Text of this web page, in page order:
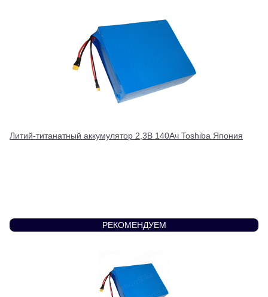
Литий-титанатный аккумулятор 2,3В 140Ач Toshiba Япония
РЕКОМЕНДУЕМ